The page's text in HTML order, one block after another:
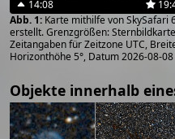
14:08
Karte mithilfe von SkySafari
erstellt. Grenzgrößen:
Zeitangaben für Zeitzone UTC,
Horizonthöhe 5°, Datum 2026-08-08
Objekte innerhalb